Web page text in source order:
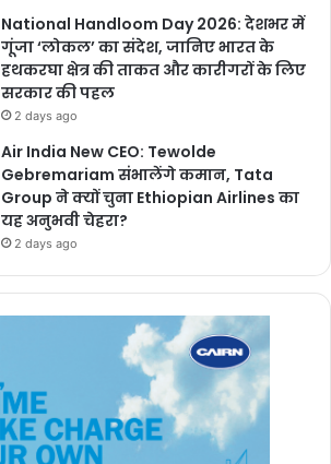
National Handloom Day 2026: देशभर में
गूंजा ‘लोकल’ का संदेश, जानिए भारत के
हथकरघा क्षेत्र की ताकत और कारीगरों के लिए
सरकार की पहल
2 days ago
Air India New CEO: Tewolde
Gebremariam संभालेंगे कमान, Tata
Group ने क्यों चुना Ethiopian Airlines का
यह अनुभवी चेहरा?
2 days ago